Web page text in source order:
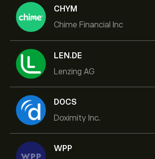
CHYM
Chime Financial Inc
LEN.DE
Lenzing AG
DOCS
Doximity Inc.
WPP